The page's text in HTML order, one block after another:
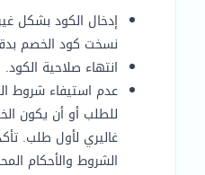
إدخال الكود بشكل
نسخت كود الخصم
انتهاء صلاحية الكود.
عدم استيفاء شروط
للطلب أو أن يكون
غاليري لأول طلب.
الشروط والأحكام